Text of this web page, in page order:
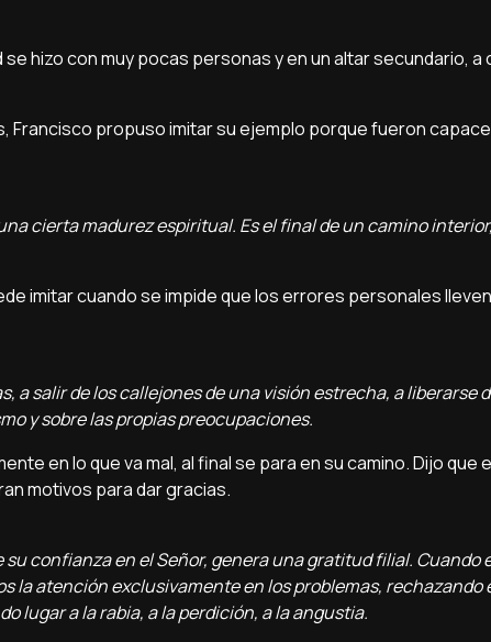
hizo con muy pocas personas y en un altar secundario, a
Francisco propuso imitar su ejemplo porque fueron
cierta madurez espiritual. Es el final de un camino
imitar cuando se impide que los errores personales
a salir de los callejones de una visión estrecha, a liberarse
y sobre las propias preocupaciones.
en lo que va mal, al final se para en su camino. Dijo que
motivos para dar gracias.
confianza en el Señor, genera una gratitud filial. Cuando
la atención exclusivamente en los problemas, rechazando
lugar a la rabia, a la perdición, a la angustia.